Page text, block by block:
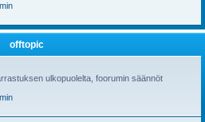
offtopic
ulkopuolelta, foorumin säännöt